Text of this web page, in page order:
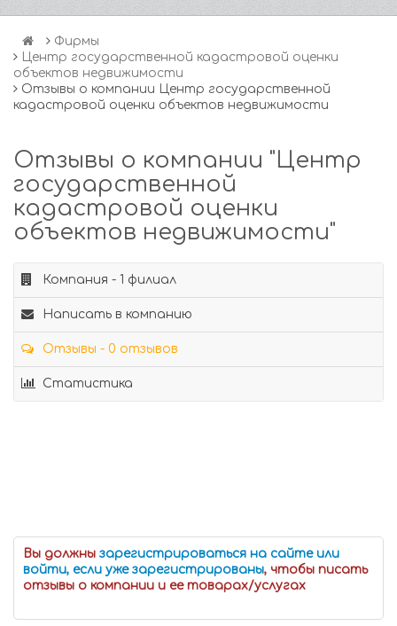
Фирмы
Центр государственной кадастровой оценки
объектов недвижимости
Отзывы о компании Центр государственной
кадастровой оценки объектов недвижимости
Отзывы о компании "Центр
государственной
кадастровой оценки
объектов недвижимости"
Компания - 1 филиал
Написать в компанию
Отзывы - 0 отзывов
Статистика
Вы должны зарегистрироваться на сайте или
войти, если уже зарегистрированы, чтобы писать
отзывы о компании и ее товарах/услугах